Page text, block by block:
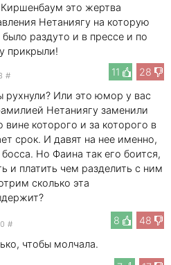
это жертва
Нетаниягу на которую
раздуто и в прессе и по
прикрыли!
11
28
#
рухнули? Или это юмор у вас
Нетаниягу заменили
которого и за которого в
срок. И давят на нее именно,
Но Фаина так его боится,
и платить чем разделить с ним
сколько эта
8
48
#
чтобы молчала.